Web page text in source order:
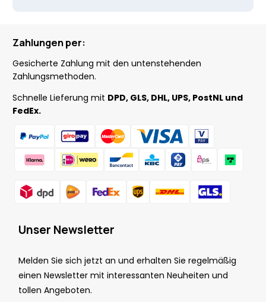
Zahlungen per:
Gesicherte Zahlung mit den untenstehenden
Zahlungsmethoden.
Schnelle Lieferung mit DPD, GLS, DHL, UPS, PostNL und
FedEx.
Unser Newsletter
Melden Sie sich jetzt an und erhalten Sie regelmäßig
einen Newsletter mit interessanten Neuheiten und
tollen Angeboten.